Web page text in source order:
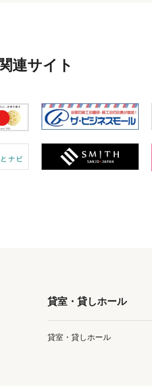
関連サイト
貸室・貸しホール
貸室・貸しホール